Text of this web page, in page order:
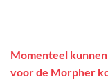
Momenteel
voor de Morpher